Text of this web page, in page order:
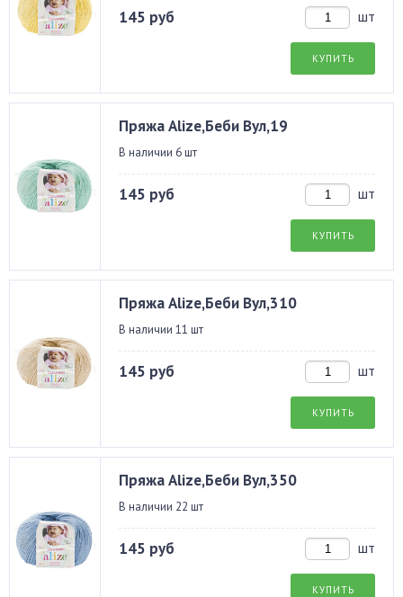
145 руб шт
КУПИТЬ
Пряжа Alize,Беби Вул,19
В наличии 6 шт
145 руб шт
КУПИТЬ
Пряжа Alize,Беби Вул,310
В наличии 11 шт
145 руб шт
КУПИТЬ
Пряжа Alize,Беби Вул,350
В наличии 22 шт
145 руб шт
КУПИТЬ